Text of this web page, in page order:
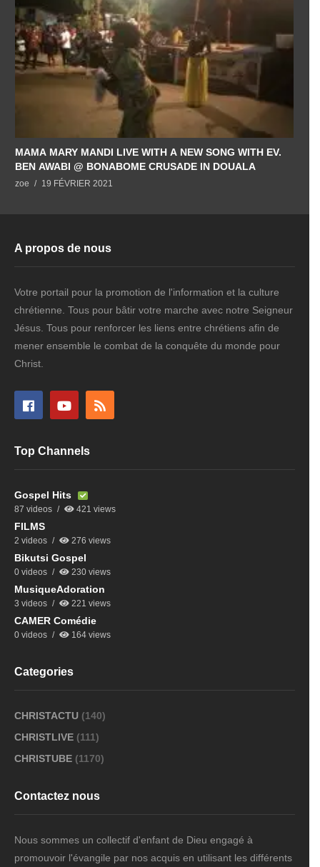
MAMA MARY MANDI LIVE WITH A NEW SONG WITH EV.
BEN AWABI @ BONABOME CRUSADE IN DOUALA
zoe 19 FÉVRIER 2021
A propos de nous
Votre portail pour la promotion de l'information et la culture
chrétienne. Tous pour bâtir votre marche avec notre Seigneur
Jésus. Tous pour renforcer les liens entre chrétiens afin de
mener ensemble le combat de la conquête du monde pour
Christ.
Top Channels
Gospel Hits
87 videos 421 views
FILMS
2 videos 276 views
Bikutsi Gospel
0 videos 230 views
MusiqueAdoration
3 videos 221 views
CAMER Comédie
0 videos 164 views
Categories
CHRISTACTU (140)
CHRISTLIVE (111)
CHRISTUBE (1170)
Contactez nous
Nous sommes un collectif d'enfant de Dieu engagé à
promouvoir l'évangile par nos acquis en utilisant les différents